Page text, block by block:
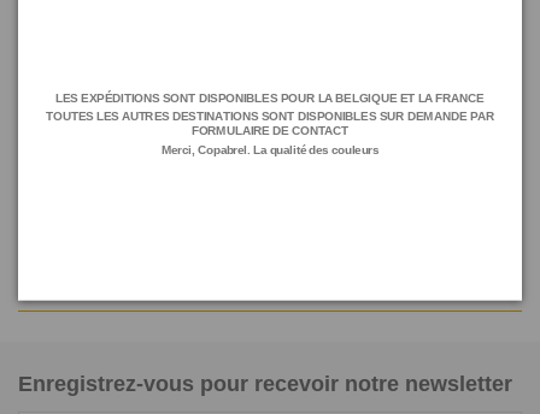
Enregistrez-vous pour recevoir notre newsletter
LES EXPÉDITIONS SONT DISPONIBLES POUR LA BELGIQUE ET LA FRANCE
TOUTES LES AUTRES DESTINATIONS SONT DISPONIBLES SUR DEMANDE PAR
FORMULAIRE DE CONTACT
Merci, Copabrel. La qualité des couleurs